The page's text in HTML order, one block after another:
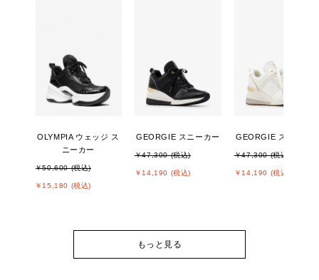
OLYMPIA ウェッジ ス
ニーカー
￥50,600 (税込)
￥15,180 (税込)
GEORGIE スニーカー
￥47,300 (税込)
￥14,190 (税込)
GEORGIE スニーカー
￥47,300 (税込)
￥14,190 (税込)
もっと見る